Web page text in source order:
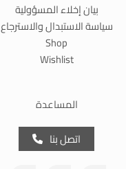
بيان إخلاء المسؤولية
سياسة الاستبدال والاسترجاع
Shop
Wishlist
المساعدة
اتصل بنا